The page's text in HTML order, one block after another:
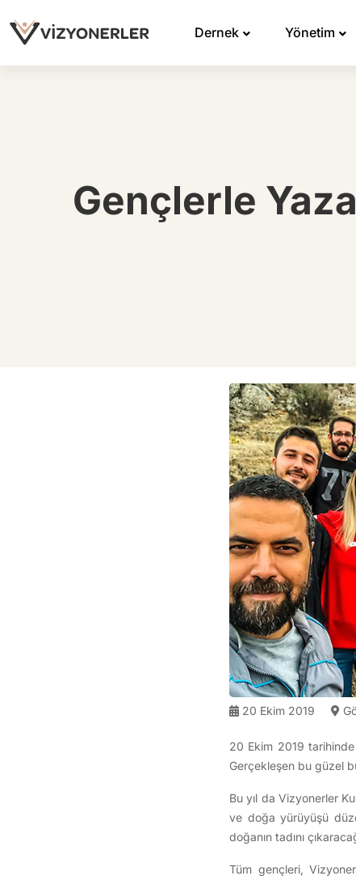
Dernek Yönetim
Gençlerle
20 Ekim 2019
20 Ekim 2019
Gerçekleşen bu güzel
Bu yıl da Vizyonerler
ve doğa yürüyüşü
doğanın tadını
Tüm gençleri,